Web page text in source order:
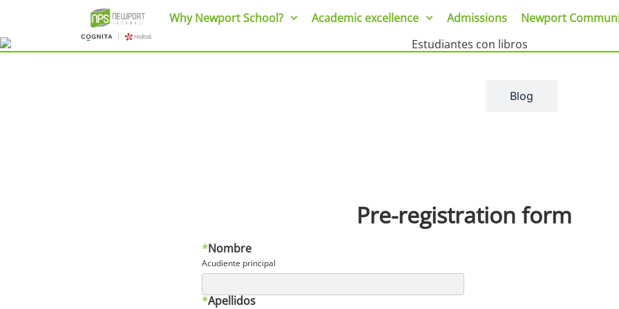
Why Newport School? Academic excellence Admissions Newport
Blog
Pre-registration form
Nombre
*
Acudiente principal
Apellidos
*